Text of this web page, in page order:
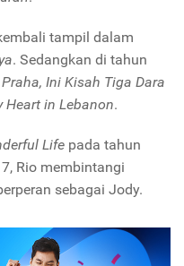
tampil dalam
. Sedangkan di tahun
Ini Kisah Tiga Dara
Heart in Lebanon.
Life pada tahun
Rio membintangi
sebagai Jody.